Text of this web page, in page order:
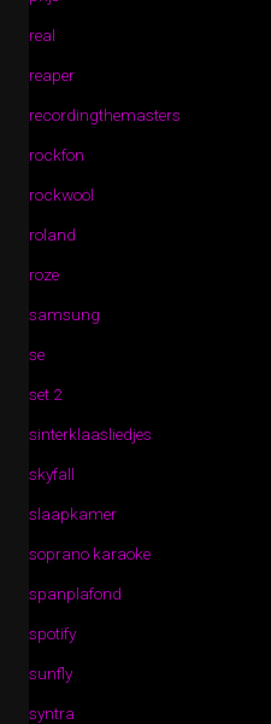
real
reaper
recordingthemasters
rockfon
rockwool
roland
roze
samsung
se
set 2
sinterklaasliedjes
skyfall
slaapkamer
soprano karaoke
spanplafond
spotify
sunfly
syntra